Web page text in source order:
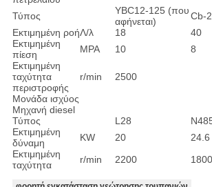
Τύπος
YBC12-125 (που
αφήνεται)
Cb-
Εκτιμημένη ροήΛ/λ 18 40
Εκτιμημένη
πίεση
MPA 10 8
Εκτιμημένη
ταχύτητα
περιστροφής
r/min
2500
Μονάδα ισχύος
Μηχανή diesel
Τύπος
L28
Εκτιμημένη
δύναμη
KW 20 24.6
Εκτιμημένη
ταχύτητα
r/min 2200 1800